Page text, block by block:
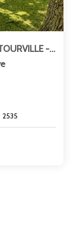
SAINT GERMAIN EN LAYE, Quartier TOURVILLE - Place LOUIS XIV
2535